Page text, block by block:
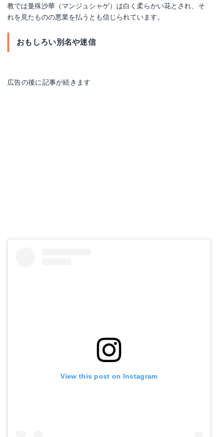
教では曼殊沙華（マンジュシャゲ）は白く柔らかい花とされ、そ
れを見たものの悪業を払うとも信じられています。
おもしろい別名や迷信
広告の後に記事が続きます
View this post on Instagram